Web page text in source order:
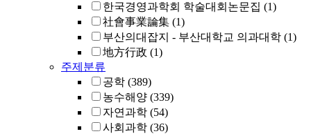
한국경영과학회 학술대회논문집 (1)
社會事業論集 (1)
부산의대잡지 - 부산대학교 의과대학 (1)
地方行政 (1)
주제분류
공학 (389)
농수해양 (339)
자연과학 (54)
사회과학 (36)